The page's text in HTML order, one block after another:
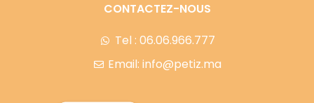
CONTACTEZ-NOUS
Tel : 06.06.966.777
Email: info@petiz.ma